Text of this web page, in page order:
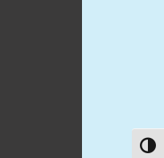
הפעל/כבה ניגודיות גבוהה